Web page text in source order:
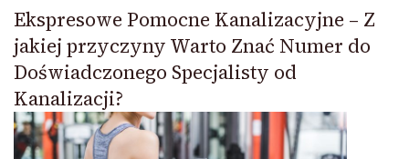
Ekspresowe Pomocne Kanalizacyjne – Z
jakiej przyczyny Warto Znać Numer do
Doświadczonego Specjalisty od
Kanalizacji?